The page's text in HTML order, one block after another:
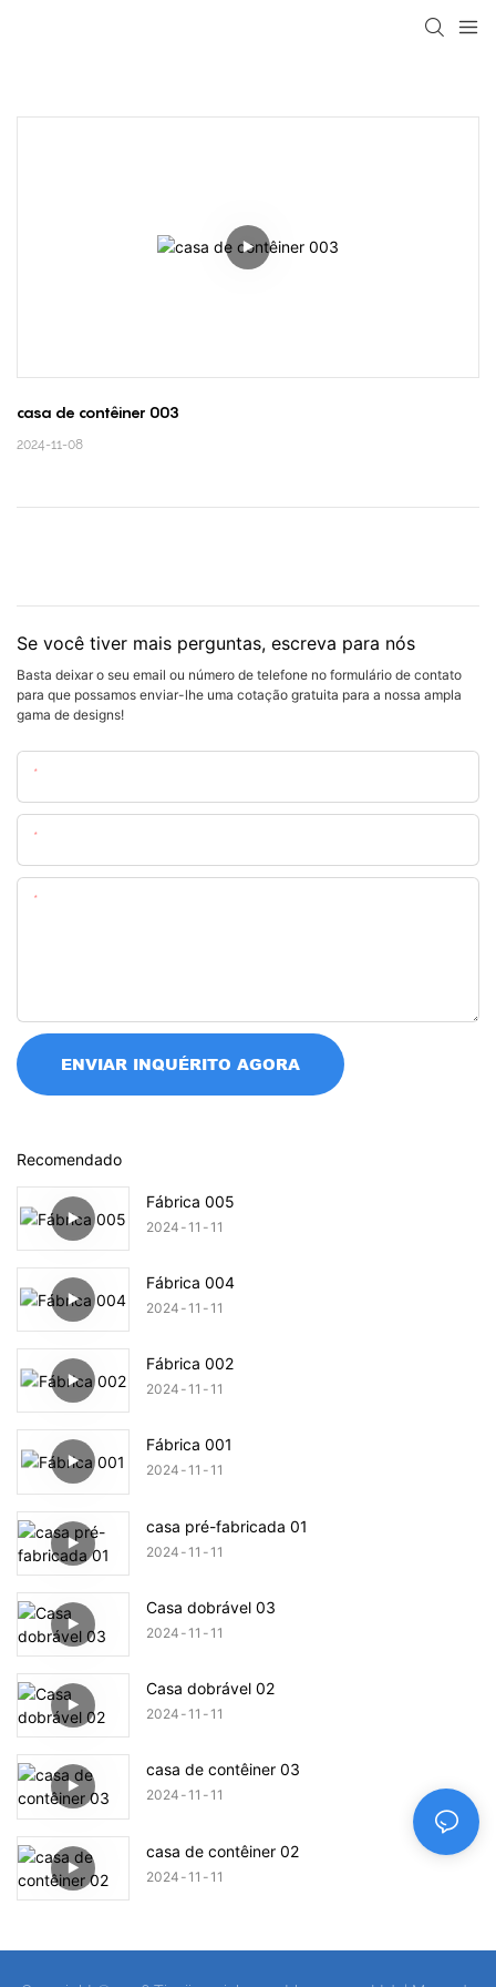
casa de contêiner 003
2024-11-08
Se você tiver mais perguntas, escreva para nós
Basta deixar o seu email ou número de telefone no formulário de contato
para que possamos enviar-lhe uma cotação gratuita para a nossa ampla
gama de designs!
ENVIAR INQUÉRITO AGORA
Recomendado
Fábrica 005
2024 11 11
Fábrica 004
2024 11 11
Fábrica 002
2024 11 11
Fábrica 001
2024 11 11
casa pré-fabricada 01
2024 11 11
Casa dobrável 03
2024 11 11
Casa dobrável 02
2024 11 11
casa de contêiner 03
2024 11 11
casa de contêiner 02
2024 11 11